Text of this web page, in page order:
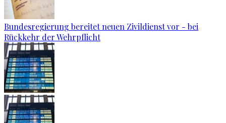
Bundesregierung bereitet neuen Zivildienst vor - bei
Rückkehr der Wehrpflicht